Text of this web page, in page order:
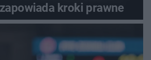
kroki prawne